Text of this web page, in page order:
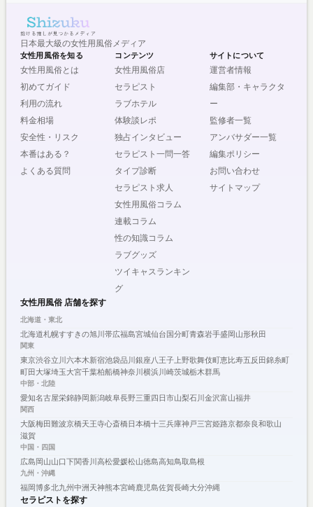
日本最大級の女性用風俗メディア
女性用風俗を知る
女性用風俗とは
初めてガイド
利用の流れ
料金相場
安全性・リスク
本番はある？
よくある質問
コンテンツ
女性用風俗店
セラピスト
ラブホテル
体験談レポ
独占インタビュー
セラピスト一問一答
タイプ診断
セラピスト求人
女性用風俗コラム
連載コラム
性の知識コラム
ラブグッズ
ツイキャスランキン
グ
サイトについて
運営者情報
編集部・キャラクタ
ー
監修者一覧
アンバサダー一覧
編集ポリシー
お問い合わせ
サイトマップ
女性用風俗 店舗を探す
北海道・東北
北海道札幌すすきの旭川 帯広福島宮城仙台 国分町青森岩手盛岡山形秋田
関東
東京渋谷立川 六本木新宿池袋品川 銀座八王子上野歌舞伎町恵比寿五反田錦糸町
町田大塚埼玉大宮千葉柏船橋神奈川 横浜川崎茨城栃木群馬
中部・北陸
愛知名古屋栄錦静岡新潟岐阜長野三重四日市山梨石川 金沢富山福井
関西
大阪梅田難波京橋天王寺心斎橋日本橋十三兵庫神戸三宮姫路京都奈良和歌山
滋賀
中国・四国
広島 岡山山口下関香川 高松愛媛松山徳島高知鳥取島根
九州・沖縄
福岡博多北九州中洲 天神熊本宮崎鹿児島佐賀長崎大分沖縄
セラピストを探す